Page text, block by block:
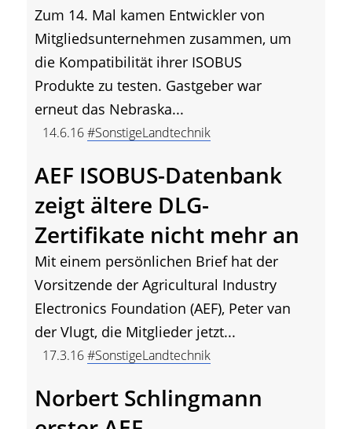
Zum 14. Mal kamen Entwickler von
Mitgliedsunternehmen zusammen, um
die Kompatibilität ihrer ISOBUS
Produkte zu testen. Gastgeber war
erneut das Nebraska...
14.6.16#SonstigeLandtechnik
AEF ISOBUS-Datenbank
zeigt ältere DLG-
Zertifikate nicht mehr an
Mit einem persönlichen Brief hat der
Vorsitzende der Agricultural Industry
Electronics Foundation (AEF), Peter van
der Vlugt, die Mitglieder jetzt...
17.3.16#SonstigeLandtechnik
Norbert Schlingmann